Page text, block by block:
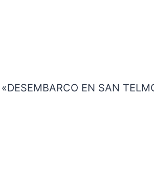
EN SAN